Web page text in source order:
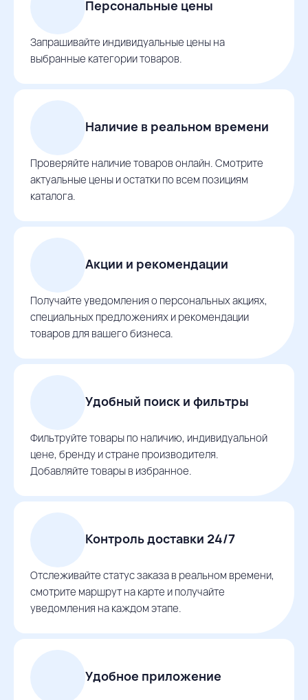
Персональные цены
Запрашивайте индивидуальные цены на
выбранные категории товаров.
Наличие в реальном времени
Проверяйте наличие товаров онлайн. Смотрите
актуальные цены и остатки по всем позициям
каталога.
Акции и рекомендации
Получайте уведомления о персональных акциях,
специальных предложениях и рекомендации
товаров для вашего бизнеса.
Удобный поиск и фильтры
Фильтруйте товары по наличию, индивидуальной
цене, бренду и стране производителя.
Добавляйте товары в избранное.
Контроль доставки 24/7
Отслеживайте статус заказа в реальном времени,
смотрите маршрут на карте и получайте
уведомления на каждом этапе.
Удобное приложение